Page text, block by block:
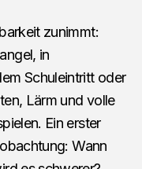
zunimmt:
in
Schuleintritt oder
Lärm und volle
Ein erster
Wann